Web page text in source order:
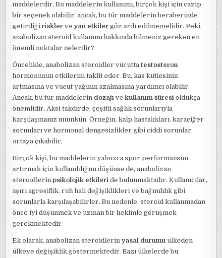
maddelerdir. Bu maddelerin kullanımı, birçok kişi için cazip
bir seçenek olabilir; ancak, bu tür maddelerin beraberinde
getirdiğiriskler veyan etkiler göz ardı edilmemelidir. Peki,
anabolizan steroid kullanımı hakkında bilmeniz gereken en
önemli noktalar nelerdir?
Öncelikle, anabolizan steroidler vücuttatestosteron
hormonunun etkilerini taklit eder. Bu, kas kütlesinin
artmasına ve vücut yağının azalmasına yardımcı olabilir.
Ancak, bu tür maddelerin dozajı vekullanım süresi oldukça
önemlidir. Aksi takdirde, çeşitli sağlık sorunlarıyla
karşılaşmanız mümkün. Örneğin, kalp hastalıkları, karaciğer
sorunları ve hormonal dengesizlikler gibi ciddi sorunlar
ortaya çıkabilir.
Birçok kişi, bu maddelerin yalnızca spor performansını
artırmak için kullanıldığını düşünse de, anabolizan
steroidlerinpsikolojik etkileri de bulunmaktadır. Kullanıcılar,
aşırı agresiflik, ruh hali değişiklikleri ve bağımlılık gibi
sorunlarla karşılaşabilirler. Bu nedenle, steroid kullanmadan
önce iyi düşünmek ve uzman bir hekimle görüşmek
gerekmektedir.
Ek olarak, anabolizan steroidlerinyasal durumu ülkeden
ülkeye değişiklik göstermektedir. Bazı ülkelerde bu